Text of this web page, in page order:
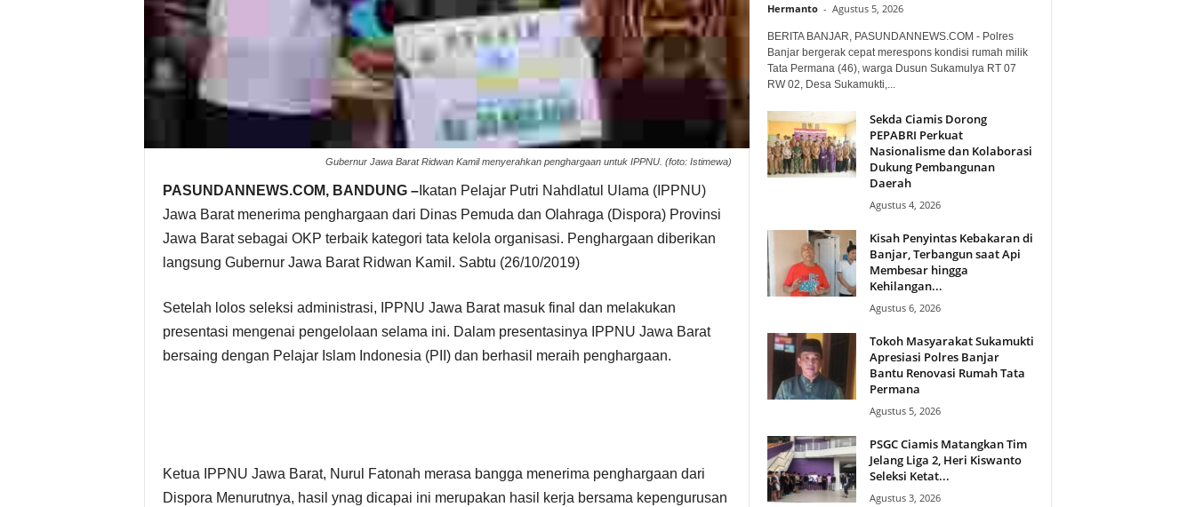
Gubernur Jawa Barat Ridwan Kamil menyerahkan penghargaan untuk IPPNU. (foto: Istimewa)
PASUNDANNEWS.COM, BANDUNG –Ikatan Pelajar Putri Nahdlatul Ulama (IPPNU)
Jawa Barat menerima penghargaan dari Dinas Pemuda dan Olahraga (Dispora) Provinsi
Jawa Barat sebagai OKP terbaik kategori tata kelola organisasi. Penghargaan diberikan
langsung Gubernur Jawa Barat Ridwan Kamil. Sabtu (26/10/2019)
Setelah lolos seleksi administrasi, IPPNU Jawa Barat masuk final dan melakukan
presentasi mengenai pengelolaan selama ini. Dalam presentasinya IPPNU Jawa Barat
bersaing dengan Pelajar Islam Indonesia (PII) dan berhasil meraih penghargaan.
Ketua IPPNU Jawa Barat, Nurul Fatonah merasa bangga menerima penghargaan dari
Dispora Menurutnya, hasil ynag dicapai ini merupakan hasil kerja bersama kepengurusan
Hermanto - Agustus 5, 2026
BERITA BANJAR, PASUNDANNEWS.COM - Polres
Banjar bergerak cepat merespons kondisi rumah milik
Tata Permana (46), warga Dusun Sukamulya RT 07
RW 02, Desa Sukamukti,...
Sekda Ciamis Dorong
PEPABRI Perkuat
Nasionalisme dan Kolaborasi
Dukung Pembangunan
Daerah
Agustus 4, 2026
Kisah Penyintas Kebakaran di
Banjar, Terbangun saat Api
Membesar hingga
Kehilangan...
Agustus 6, 2026
Tokoh Masyarakat Sukamukti
Apresiasi Polres Banjar
Bantu Renovasi Rumah Tata
Permana
Agustus 5, 2026
PSGC Ciamis Matangkan Tim
Jelang Liga 2, Heri Kiswanto
Seleksi Ketat...
Agustus 3, 2026